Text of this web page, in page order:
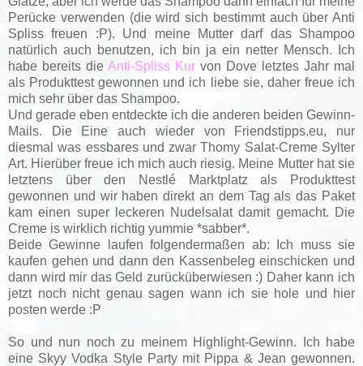
Perücke verwenden (die wird sich bestimmt auch über Anti
Spliss freuen :P). Und meine Mutter darf das Shampoo
natürlich auch benutzen, ich bin ja ein netter Mensch. Ich
habe bereits die Anti-Spliss Kur von Dove letztes Jahr mal
als Produkttest gewonnen und ich liebe sie, daher freue ich
mich sehr über das Shampoo.
Und gerade eben entdeckte ich die anderen beiden Gewinn-
Mails. Die Eine auch wieder von Friendstipps.eu, nur
diesmal was essbares und zwar Thomy Salat-Creme Sylter
Art. Hierüber freue ich mich auch riesig. Meine Mutter hat sie
letztens über den Nestlé Marktplatz als Produkttest
gewonnen und wir haben direkt an dem Tag als das Paket
kam einen super leckeren Nudelsalat damit gemacht. Die
Creme is wirklich richtig yummie *sabber*.
Beide Gewinne laufen folgendermaßen ab: Ich muss sie
kaufen gehen und dann den Kassenbeleg einschicken und
dann wird mir das Geld zurücküberwiesen :) Daher kann ich
jetzt noch nicht genau sagen wann ich sie hole und hier
posten werde :P
So und nun noch zu meinem Highlight-Gewinn. Ich habe
eine Skyy Vodka Style Party mit Pippa & Jean gewonnen.